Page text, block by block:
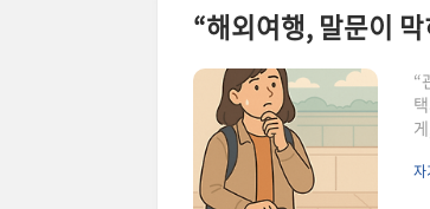
“해외여행, 말문이
“
자